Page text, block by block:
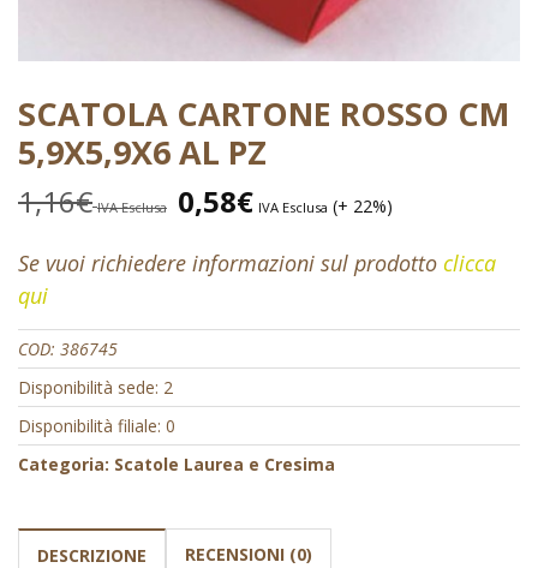
SCATOLA CARTONE ROSSO CM
5,9X5,9X6 AL PZ
1,16€ IVA Esclusa 0,58€ IVA Esclusa (+ 22%)
Se vuoi richiedere informazioni sul prodotto clicca
qui
COD: 386745
Disponibilità sede: 2
Disponibilità filiale: 0
Categoria: Scatole Laurea e Cresima
DESCRIZIONE RECENSIONI (0)